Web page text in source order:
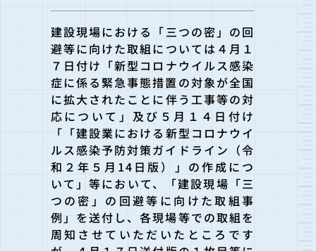
建設現場における「三つの密」の回
避等に向けた取組については４月１
７日付け「新型コロナウイルス感染
症に係る緊急事態措置の対象が全国
に拡大されたことに伴う工事等の対
応について」及び５月１４日付け
「「建設業における新型コロナウイ
ルス感染予防対策ガイドライン（令
和２年５月14日版）」の作成につ
いて」等において、「建設現場「三
つの密」の回避等に向けた取組事
例」を送付し、各現場等での取組を
周知させていただいたところです